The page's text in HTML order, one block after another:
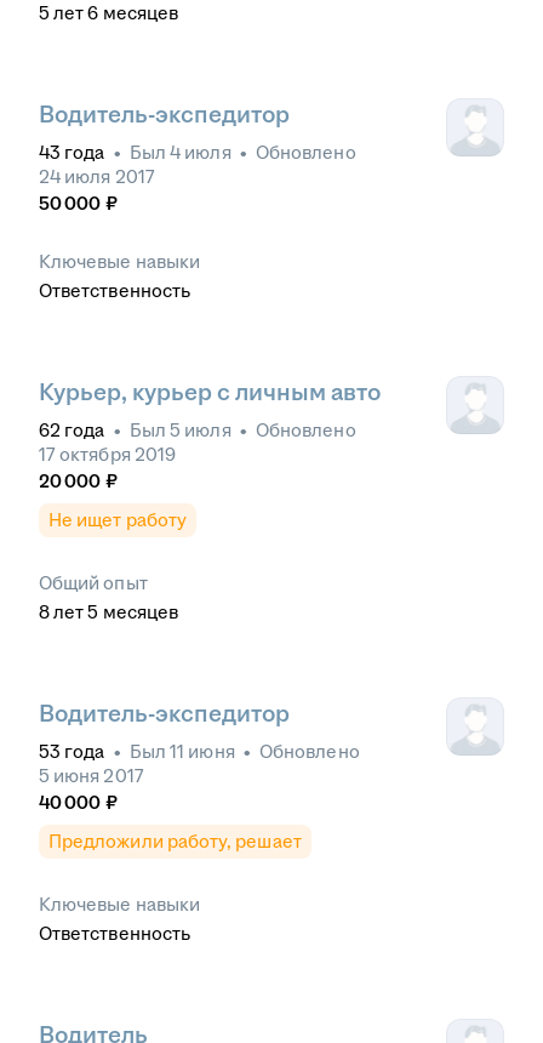
5 лет 6 месяцев
Водитель-экспедитор
43 года • Был 4 июля • Обновлено
24 июля 2017
50 000 ₽
Ключевые навыки
Ответственность
Курьер, курьер с личным авто
62 года • Был 5 июля • Обновлено
17 октября 2019
20 000 ₽
Не ищет работу
Общий опыт
8лет 5 месяцев
Водитель-экспедитор
53 года • Был 11 июня • Обновлено
5 июня 2017
40 000 ₽
Предложили работу, решает
Ключевые навыки
Ответственность
Водитель